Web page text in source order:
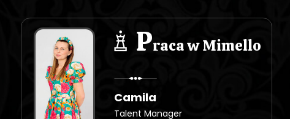
Praca w Mimello
Camila
Talent Manager